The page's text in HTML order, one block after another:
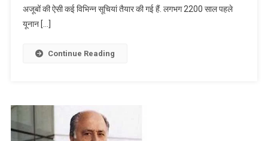
अजूबों की ऐसी कई विभिन्न सूचियां तैयार की गई हैं. लगभग 2200 साल पहले
यूनान […]
Continue Reading